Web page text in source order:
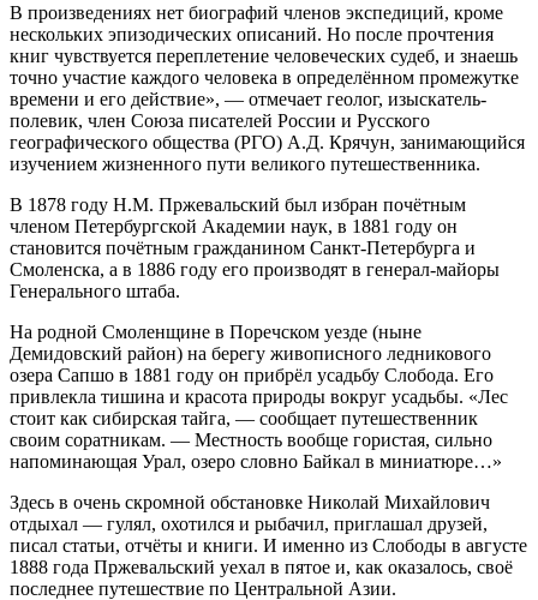
В произведениях нет биографий членов экспедиций, кроме
нескольких эпизодических описаний. Но после прочтения
книг чувствуется переплетение человеческих судеб, и знаешь
точно участие каждого человека в определённом промежутке
времени и его действие», — отмечает геолог, изыскатель-
полевик, член Союза писателей России и Русского
географического общества (РГО) А.Д. Крячун, занимающийся
изучением жизненного пути великого путешественника.
В 1878 году Н.М. Пржевальский был избран почётным
членом Петербургской Академии наук, в 1881 году он
становится почётным гражданином Санкт-Петербурга и
Смоленска, а в 1886 году его производят в генерал-майоры
Генерального штаба.
На родной Смоленщине в Поречском уезде (ныне
Демидовский район) на берегу живописного ледникового
озера Сапшо в 1881 году он прибрёл усадьбу Слобода. Его
привлекла тишина и красота природы вокруг усадьбы. «Лес
стоит как сибирская тайга, — сообщает путешественник
своим соратникам. — Местность вообще гористая, сильно
напоминающая Урал, озеро словно Байкал в миниатюре…»
Здесь в очень скромной обстановке Николай Михайлович
отдыхал — гулял, охотился и рыбачил, приглашал друзей,
писал статьи, отчёты и книги. И именно из Слободы в августе
1888 года Пржевальский уехал в пятое и, как оказалось, своё
последнее путешествие по Центральной Азии.